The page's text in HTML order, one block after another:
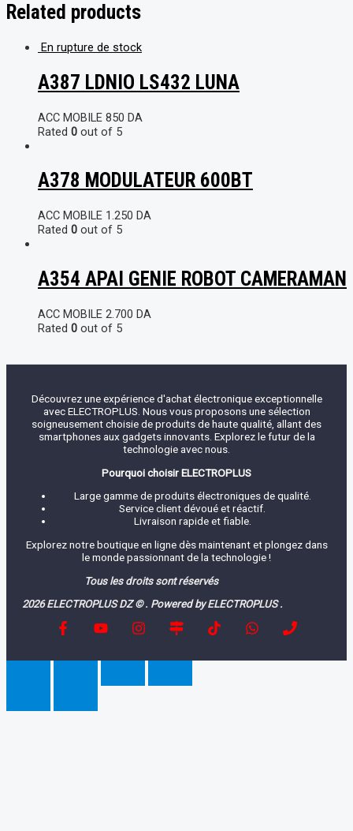
Related products
En rupture de stock
A387 LDNIO LS432 LUNA
ACC MOBILE 850 DA
Rated 0 out of 5
A378 MODULATEUR 600BT
ACC MOBILE 1.250 DA
Rated 0 out of 5
A354 APAI GENIE ROBOT CAMERAMAN
ACC MOBILE 2.700 DA
Rated 0 out of 5
Découvrez une expérience d'achat électronique exceptionnelle
avec ELECTROPLUS. Nous vous proposons une sélection
soigneusement choisie de produits de haute qualité, allant des
smartphones aux gadgets innovants. Explorez le futur de la
technologie avec nous.
Pourquoi choisir ELECTROPLUS
Large gamme de produits électroniques de qualité.
Service client dévoué et réactif.
Livraison rapide et fiable.
Explorez notre boutique en ligne dès maintenant et plongez dans
le monde passionnant de la technologie !
Tous les droits sont réservés
2026 ELECTROPLUS DZ © . Powered by ELECTROPLUS .